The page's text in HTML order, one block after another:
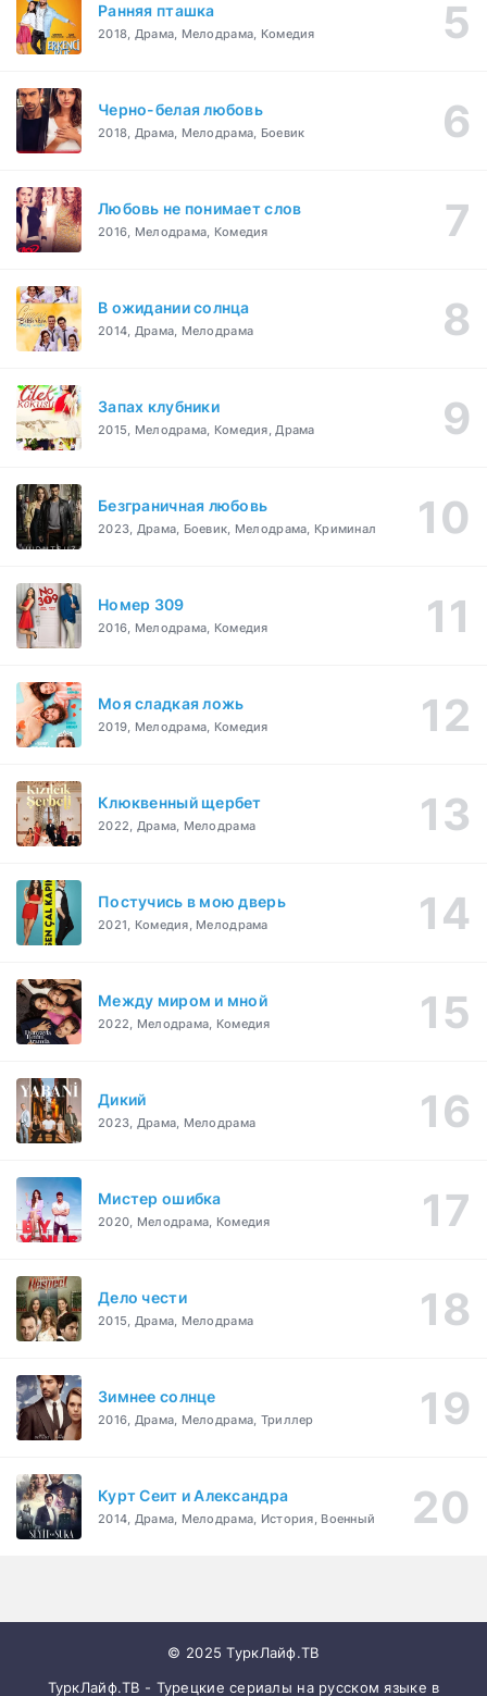
Ранняя пташка
2018, Драма, Мелодрама, Комедия
Черно-белая любовь
2018, Драма, Мелодрама, Боевик
Любовь не понимает слов
2016, Мелодрама, Комедия
В ожидании солнца
2014, Драма, Мелодрама
Запах клубники
2015, Мелодрама, Комедия, Драма
Безграничная любовь
2023, Драма, Боевик, Мелодрама, Криминал
Номер 309
2016, Мелодрама, Комедия
Моя сладкая ложь
2019, Мелодрама, Комедия
Клюквенный щербет
2022, Драма, Мелодрама
Постучись в мою дверь
2021, Комедия, Мелодрама
Между миром и мной
2022, Мелодрама, Комедия
Дикий
2023, Драма, Мелодрама
Мистер ошибка
2020, Мелодрама, Комедия
Дело чести
2015, Драма, Мелодрама
Зимнее солнце
2016, Драма, Мелодрама, Триллер
Курт Сеит и Александра
2014, Драма, Мелодрама, История, Военный
© 2025 ТуркЛайф.ТВ
ТуркЛайф.ТВ - Турецкие сериалы на русском языке в